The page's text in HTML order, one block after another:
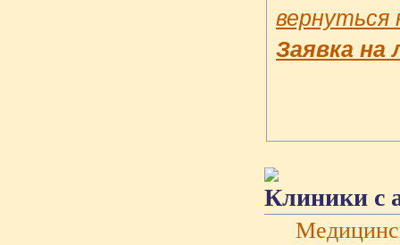
вернуться
Заявка на
Клиники с